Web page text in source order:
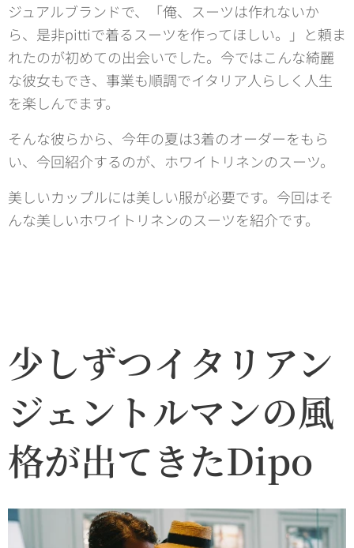
ジュアルブランドで、「俺、スーツは作れないか
ら、是非pittiで着るスーツを作ってほしい。」と頼ま
れたのが初めての出会いでした。今ではこんな綺麗
な彼女もでき、事業も順調でイタリア人らしく人生
を楽しんでます。
そんな彼らから、今年の夏は3着のオーダーをもら
い、今回紹介するのが、ホワイトリネンのスーツ。
美しいカップルには美しい服が必要です。今回はそ
んな美しいホワイトリネンのスーツを紹介です。
少しずつイタリアン
ジェントルマンの風
格が出てきたDipo